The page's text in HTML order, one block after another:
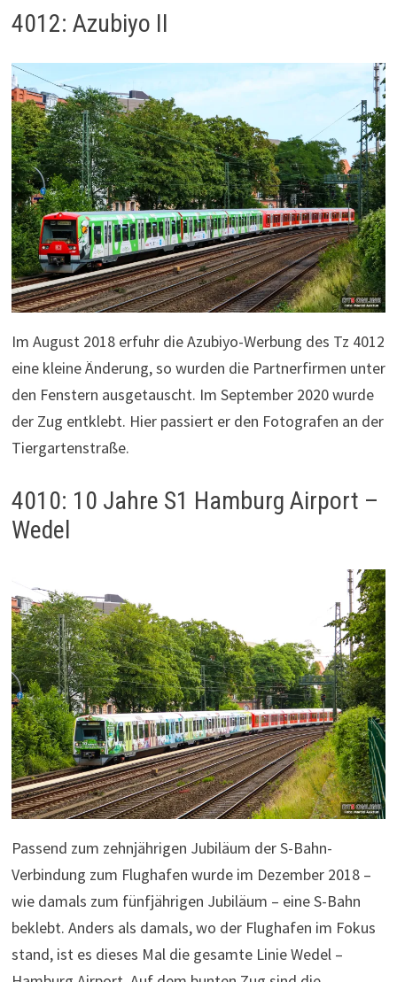
4012: Azubiyo II
Im August 2018 erfuhr die Azubiyo-Werbung des Tz 4012
eine kleine Änderung, so wurden die Partnerfirmen unter
den Fenstern ausgetauscht. Im September 2020 wurde
der Zug entklebt. Hier passiert er den Fotografen an der
Tiergartenstraße.
4010: 10 Jahre S1 Hamburg Airport –
Wedel
Passend zum zehnjährigen Jubiläum der S-Bahn-
Verbindung zum Flughafen wurde im Dezember 2018 –
wie damals zum fünfjährigen Jubiläum – eine S-Bahn
beklebt. Anders als damals, wo der Flughafen im Fokus
stand, ist es dieses Mal die gesamte Linie Wedel –